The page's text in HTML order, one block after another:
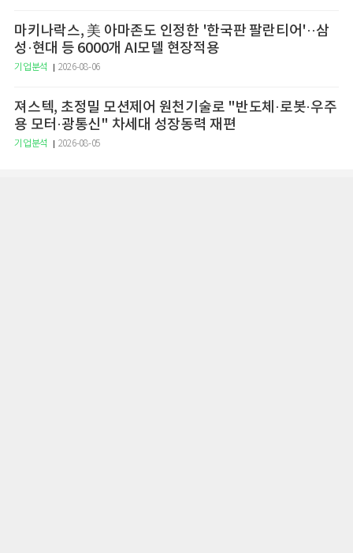
마키나락스, 美 아마존도 인정한 '한국판 팔란티어'··삼
성·현대 등 6000개 AI모델 현장적용
기업분석 2026-08-06
져스텍, 초정밀 모션제어 원천기술로 "반도체·로봇·우주
용 모터·광통신" 차세대 성장동력 재편
기업분석 2026-08-05